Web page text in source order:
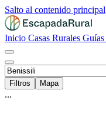
Salto al contenido principal
Inicio Casas Rurales Guías
Filtros
Mapa
...